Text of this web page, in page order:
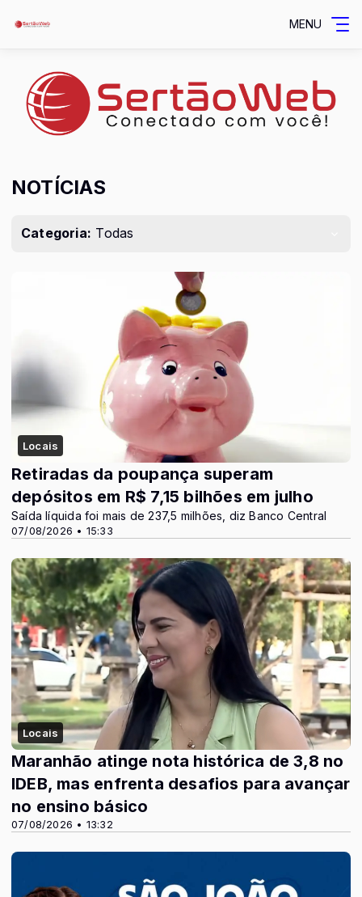
MENU
NOTÍCIAS
Categoria: Todas
Locais
07/08/2026 • 15:33
Retiradas da poupança superam
depósitos em R$ 7,15 bilhões em julho
Saída líquida foi mais de 237,5 milhões, diz Banco Central
Locais
07/08/2026 • 13:32
Maranhão atinge nota histórica de 3,8 no
IDEB, mas enfrenta desafios para avançar
no ensino básico